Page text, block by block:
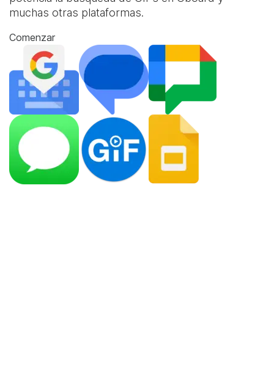
muchas otras plataformas.
Comenzar